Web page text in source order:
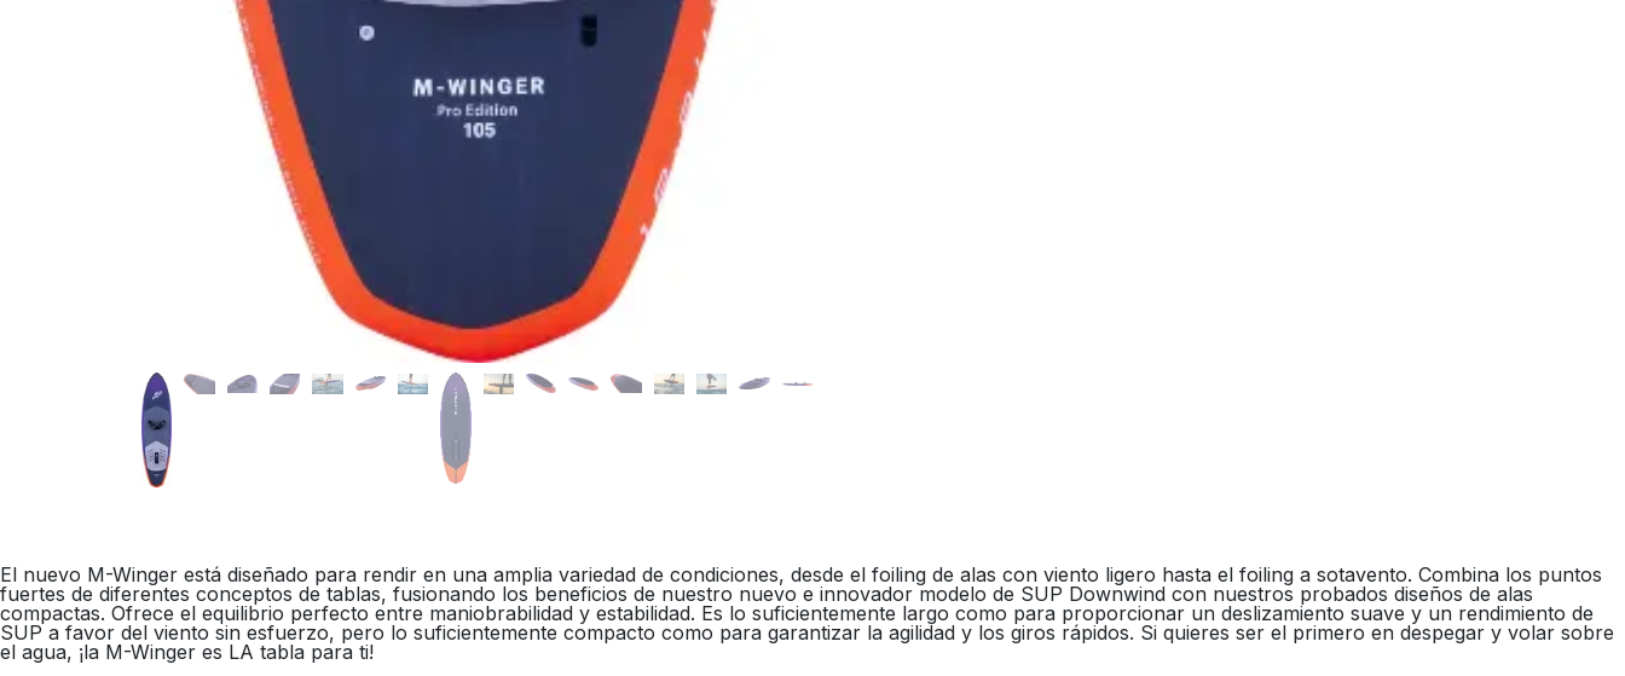
El nuevo M-Winger está diseñado para rendir en una amplia variedad de condiciones, desde el foiling de alas con viento ligero hasta el foiling a sotavento. Combina los puntos
fuertes de diferentes conceptos de tablas, fusionando los beneficios de nuestro nuevo e innovador modelo de SUP Downwind con nuestros probados diseños de alas
compactas. Ofrece el equilibrio perfecto entre maniobrabilidad y estabilidad. Es lo suficientemente largo como para proporcionar un deslizamiento suave y un rendimiento de
SUP a favor del viento sin esfuerzo, pero lo suficientemente compacto como para garantizar la agilidad y los giros rápidos. Si quieres ser el primero en despegar y volar sobre
el agua, ¡la M-Winger es LA tabla para ti!